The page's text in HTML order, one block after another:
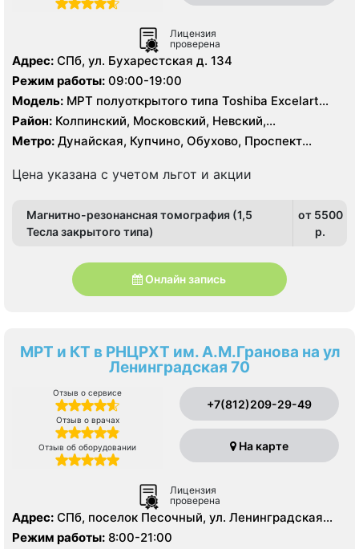
Лицензия
проверена
Адрес: СПб, ул. Бухарестская д. 134
Режим работы: 09:00-19:00
Модель: МРТ полуоткрытого типа Toshiba Excelart
Vantage Atlas 1.5Т, КТ Toshiba Aquilion Prime 160
срезов, КТ Siemens Somatom 16 срезов
Район: Колпинский, Московский, Невский,
Фрунзенский
Метро: Дунайская, Купчино, Обухово, Проспект
Цена указана с учетом льгот и акции
Магнитно-резонансная томография (1,5
Тесла закрытого типа)
от 5500
p.
Онлайн запись
МРТ и КТ в РНЦРХТ им. А.М.Гранова на ул
Ленинградская 70
Отзыв о сервисе
Отзыв о врачах
Отзыв об оборудовании
+7(812)209-29-49
На карте
Лицензия
проверена
Адрес: СПб, поселок Песочный, ул. Ленинградская
д.70
Режим работы: 8:00-21:00